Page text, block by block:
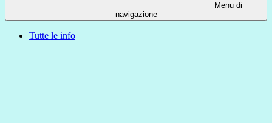
Menu di
navigazione
Tutte le info